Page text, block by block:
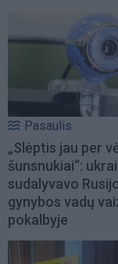
Pasaulis
„Slėptis jau per
šunsnukiai“:
sudalyvavo
gynybos vadų
pokalbyje